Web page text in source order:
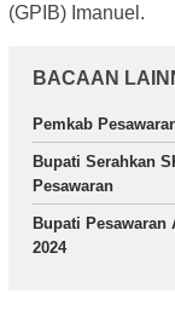
(GPIB) Imanuel.
BACAAN
Pemkab
Bupati Serahkan
Pesawaran
Bupati Pesawaran
2024